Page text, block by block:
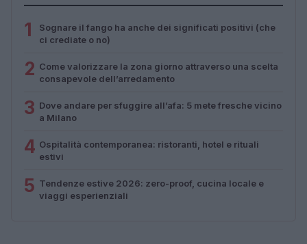
1
Sognare il fango ha anche dei significati positivi (che
ci crediate o no)
2 Come valorizzare la zona giorno attraverso una scelta
consapevole dell’arredamento
3 Dove andare per sfuggire all’afa: 5 mete fresche vicino
a Milano
4 Ospitalità contemporanea: ristoranti, hotel e rituali
estivi
5 Tendenze estive 2026: zero-proof, cucina locale e
viaggi esperienziali